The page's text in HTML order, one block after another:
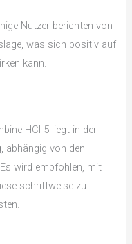
Nutzer berichten von
was sich positiv auf
kann.
HCl 5 liegt in der
abhängig von den
wird empfohlen, mit
schrittweise zu